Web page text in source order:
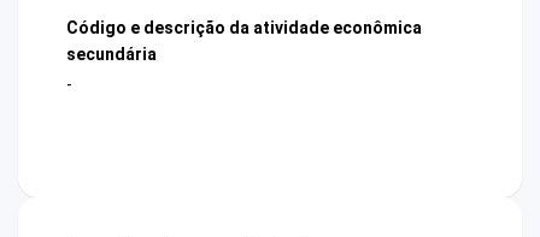
Código e descrição da atividade econômica
secundária
-